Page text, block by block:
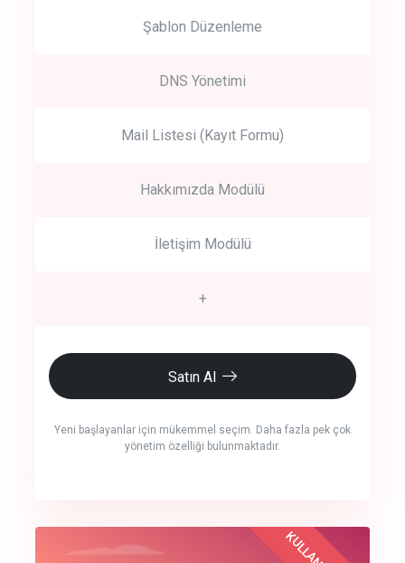
Şablon Düzenleme
DNS Yönetimi
Mail Listesi (Kayıt Formu)
Hakkımızda Modülü
İletişim Modülü
+
Satın Al
Yeni başlayanlar için mükemmel seçim. Daha fazla pek çok
yönetim özelliği bulunmaktadır.
crm auto cync